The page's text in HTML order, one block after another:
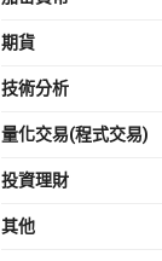
期貨
技術分析
量化交易(程式交易)
投資理財
其他